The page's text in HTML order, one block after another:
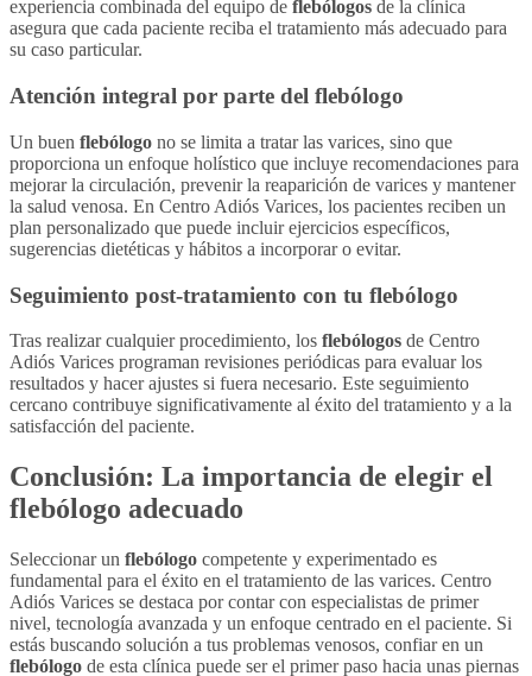
experiencia combinada del equipo de flebólogos de la clínica
asegura que cada paciente reciba el tratamiento más adecuado para
su caso particular.
Atención integral por parte del flebólogo
Un buen flebólogo no se limita a tratar las varices, sino que
proporciona un enfoque holístico que incluye recomendaciones para
mejorar la circulación, prevenir la reaparición de varices y mantener
la salud venosa. En Centro Adiós Varices, los pacientes reciben un
plan personalizado que puede incluir ejercicios específicos,
sugerencias dietéticas y hábitos a incorporar o evitar.
Seguimiento post-tratamiento con tu flebólogo
Tras realizar cualquier procedimiento, los flebólogos de Centro
Adiós Varices programan revisiones periódicas para evaluar los
resultados y hacer ajustes si fuera necesario. Este seguimiento
cercano contribuye significativamente al éxito del tratamiento y a la
satisfacción del paciente.
Conclusión: La importancia de elegir el
flebólogo adecuado
Seleccionar un flebólogo competente y experimentado es
fundamental para el éxito en el tratamiento de las varices. Centro
Adiós Varices se destaca por contar con especialistas de primer
nivel, tecnología avanzada y un enfoque centrado en el paciente. Si
estás buscando solución a tus problemas venosos, confiar en un
flebólogo de esta clínica puede ser el primer paso hacia unas piernas